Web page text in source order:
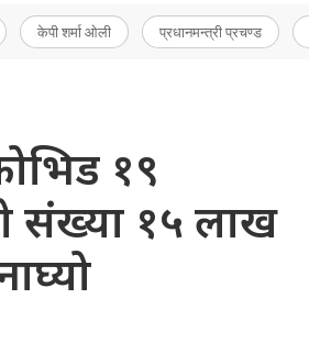
केपी शर्मा ओली प्रधानमन्त्री प्रचण्ड
१९
संख्या १५ लाख